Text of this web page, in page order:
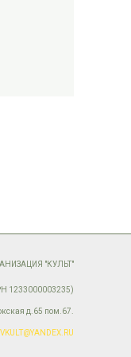
"КУЛЬТ"
1233000003235)
д.65 пом.67.